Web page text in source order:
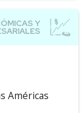
Américas